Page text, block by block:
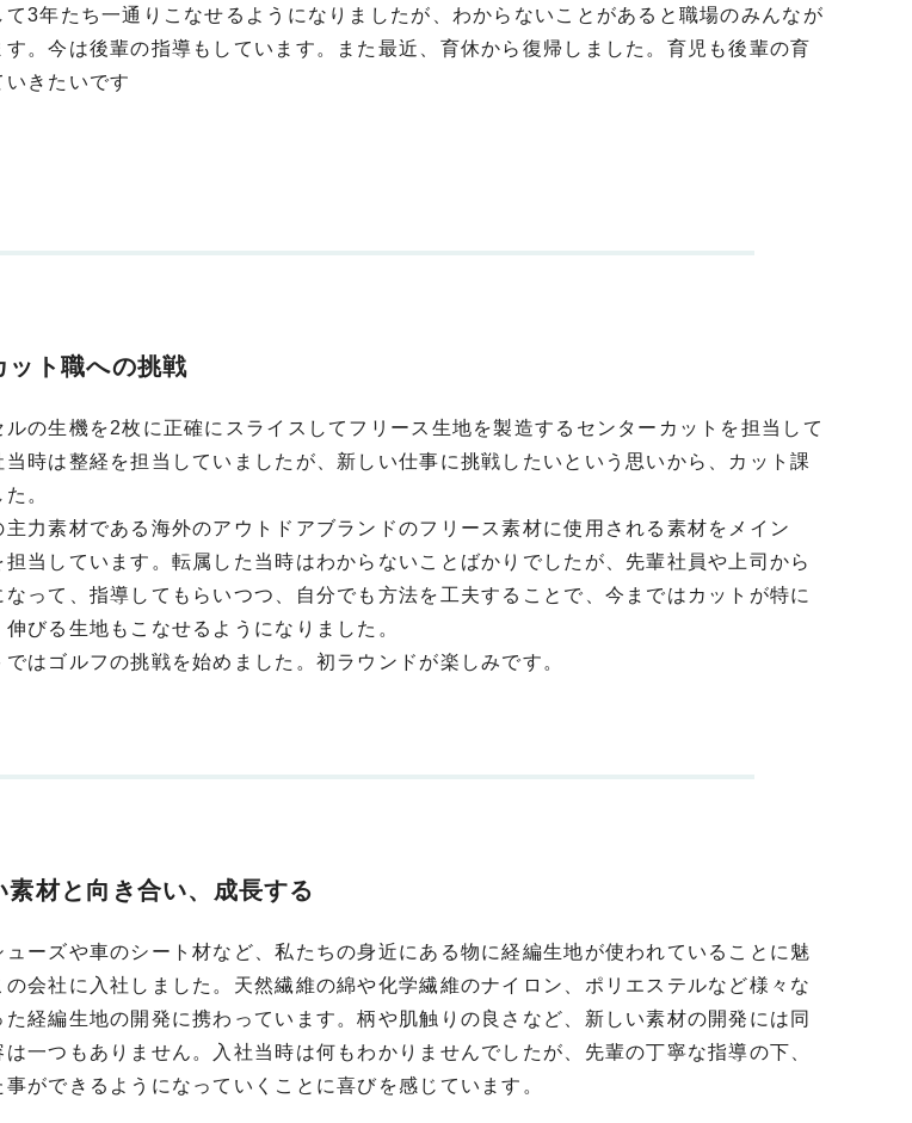
て3年たち一通りこなせるようになりましたが、わからないことがあると職場のみんなが
す。今は後輩の指導もしています。また最近、育休から復帰しました。育児も後輩の育
いきたいです
ット職への挑戦
ルの生機を2枚に正確にスライスしてフリース生地を製造するセンターカットを担当して
当時は整経を担当していましたが、新しい仕事に挑戦したいという思いから、カット課
。
主力素材である海外のアウトドアブランドのフリース素材に使用される素材をメイン
担当しています。転属した当時はわからないことばかりでしたが、先輩社員や上司から
なって、指導してもらいつつ、自分でも方法を工夫することで、今まではカットが特に
びる生地もこなせるようになりました。
ではゴルフの挑戦を始めました。初ラウンドが楽しみです。
素材と向き合い、成長する
ューズや車のシート材など、私たちの身近にある物に経編生地が使われていることに魅
の会社に入社しました。天然繊維の綿や化学繊維のナイロン、ポリエステルなど様々な
た経編生地の開発に携わっています。柄や肌触りの良さなど、新しい素材の開発には同
は一つもありません。入社当時は何もわかりませんでしたが、先輩の丁寧な指導の下、
ができるようになっていくことに喜びを感じています。